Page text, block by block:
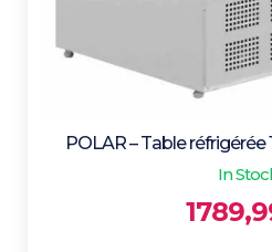
POLAR – Table réfrigérée
In